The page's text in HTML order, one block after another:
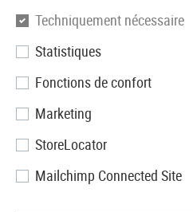
Roto Paddle
17 Left Side
Techniquement nécessaire
Statistiques
Fonctions de confort
Marketing
StoreLocator
Mailchimp Connected Site